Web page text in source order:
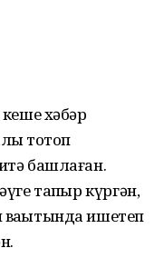
хәбәр
тотоп
башлаған.
тапҡыр күргән,
ишетеп